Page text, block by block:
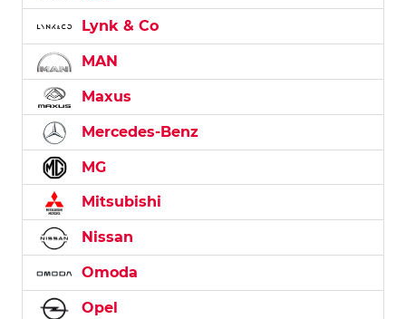
Lynk & Co
MAN
Maxus
Mercedes-Benz
MG
Mitsubishi
Nissan
Omoda
Opel